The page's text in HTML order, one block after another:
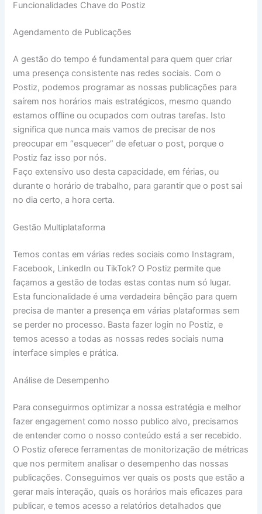
Funcionalidades Chave do Postiz
Agendamento de Publicações
A gestão do tempo é fundamental para quem quer criar
uma presença consistente nas redes sociais. Com o
Postiz, podemos programar as nossas publicações para
saírem nos horários mais estratégicos, mesmo quando
estamos offline ou ocupados com outras tarefas. Isto
significa que nunca mais vamos de precisar de nos
preocupar em “esquecer” de efetuar o post, porque o
Postiz faz isso por nós.
Faço extensivo uso desta capacidade, em férias, ou
durante o horário de trabalho, para garantir que o post sai
no dia certo, a hora certa.
Gestão Multiplataforma
Temos contas em várias redes sociais como Instagram,
Facebook, LinkedIn ou TikTok? O Postiz permite que
façamos a gestão de todas estas contas num só lugar.
Esta funcionalidade é uma verdadeira bênção para quem
precisa de manter a presença em várias plataformas sem
se perder no processo. Basta fazer login no Postiz, e
temos acesso a todas as nossas redes sociais numa
interface simples e prática.
Análise de Desempenho
Para conseguirmos optimizar a nossa estratégia e melhor
fazer engagement como nosso publico alvo, precisamos
de entender como o nosso conteúdo está a ser recebido.
O Postiz oferece ferramentas de monitorização de métricas
que nos permitem analisar o desempenho das nossas
publicações. Conseguimos ver quais os posts que estão a
gerar mais interação, quais os horários mais eficazes para
publicar, e temos acesso a relatórios detalhados que